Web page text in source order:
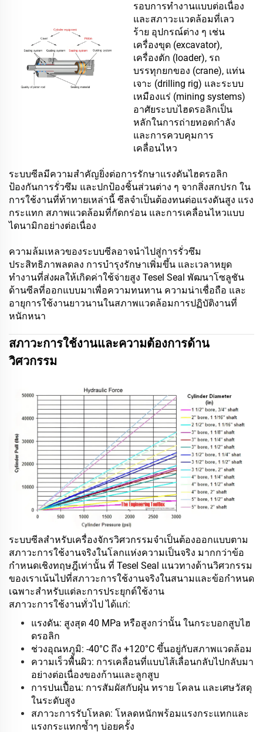
รอบการทำงานแบบต่อเนื่อง
และสภาวะแวดล้อมที่เลว
ร้าย อุปกรณ์ต่าง ๆ เช่น
เครื่องขุด (excavator),
เครื่องตัก (loader), รถ
บรรทุกยกของ (crane), แท่น
เจาะ (drilling rig) และระบบ
เหมืองแร่ (mining systems)
อาศัยระบบไฮดรอลิกเป็น
หลักในการถ่ายทอดกำลัง
และการควบคุมการ
เคลื่อนไหว
ระบบซีลมีความสำคัญยิ่งต่อการรักษาแรงดันไฮดรอลิก
ป้องกันการรั่วซึม และปกป้องชิ้นส่วนต่าง ๆ จากสิ่งสกปรก ใน
การใช้งานที่ท้าทายเหล่านี้ ซีลจำเป็นต้องทนต่อแรงดันสูง แรง
กระแทก สภาพแวดล้อมที่กัดกร่อน และการเคลื่อนไหวแบบ
ไดนามิกอย่างต่อเนื่อง
ความล้มเหลวของระบบซีลอาจนำไปสู่การรั่วซึม
ประสิทธิภาพลดลง การบำรุงรักษาเพิ่มขึ้น และเวลาหยุด
ทำงานที่ส่งผลให้เกิดค่าใช้จ่ายสูง Tesel Seal พัฒนาโซลูชัน
ด้านซีลที่ออกแบบมาเพื่อความทนทาน ความน่าเชื่อถือ และ
อายุการใช้งานยาวนานในสภาพแวดล้อมการปฏิบัติงานที่
หนักหนา
สภาวะการใช้งานและความต้องการด้าน
วิศวกรรม
ระบบซีลสำหรับเครื่องจักรวิศวกรรมจำเป็นต้องออกแบบตาม
สภาวะการใช้งานจริงในโลกแห่งความเป็นจริง มากกว่าข้อ
กำหนดเชิงทฤษฎีเท่านั้น ที่ Tesel Seal แนวทางด้านวิศวกรรม
ของเราเน้นไปที่สภาวะการใช้งานจริงในสนามและข้อกำหนด
เฉพาะสำหรับแต่ละการประยุกต์ใช้งาน
สภาวะการใช้งานทั่วไป ได้แก่:
แรงดัน: สูงสุด 40 MPa หรือสูงกว่านั้น ในกระบอกสูบไฮ
ดรอลิก
ช่วงอุณหภูมิ: -40°C ถึง +120°C ขึ้นอยู่กับสภาพแวดล้อม
ความเร็วพื้นผิว: การเคลื่อนที่แบบไส้เลื่อนกลับไปกลับมา
อย่างต่อเนื่องของก้านและลูกสูบ
การปนเปื้อน: การสัมผัสกับฝุ่น ทราย โคลน และเศษวัสดุ
ในระดับสูง
สภาวะการรับโหลด: โหลดหนักพร้อมแรงกระแทกและ
แรงกระแทกซ้ำๆ บ่อยครั้ง